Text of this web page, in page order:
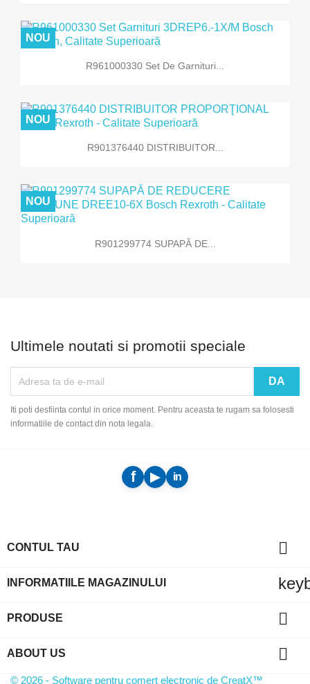
R961000330 Set De Garnituri...
NOU
R901376440 DISTRIBUITOR...
NOU
R901299774 SUPAPĂ DE...
NOU
Ultimele noutati si promotii speciale
Iti poti desfiinta contul in orice moment. Pentru aceasta te rugam sa folosesti
informatiile de contact din nota legala.
CONTUL TAU 
INFORMATIILE MAGAZINULUI
PRODUSE 
ABOUT US 
© 2026 - Software pentru comert electronic de CreatX™